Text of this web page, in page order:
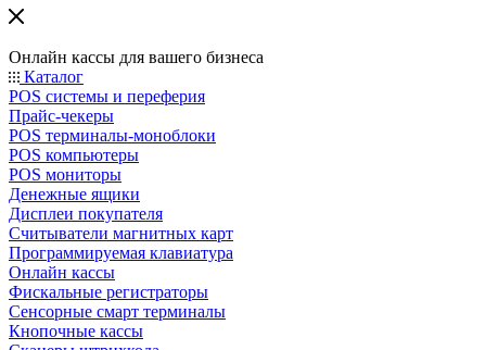
Онлайн кассы для вашего бизнеса
Каталог
POS системы и переферия
Прайс-чекеры
POS терминалы-моноблоки
POS компьютеры
POS мониторы
Денежные ящики
Дисплеи покупателя
Считыватели магнитных карт
Программируемая клавиатура
Онлайн кассы
Фискальные регистраторы
Сенсорные смарт терминалы
Кнопочные кассы